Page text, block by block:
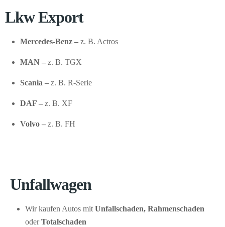
Lkw Export
Mercedes-Benz – z. B. Actros
MAN – z. B. TGX
Scania – z. B. R-Serie
DAF – z. B. XF
Volvo – z. B. FH
Unfallwagen
Wir kaufen Autos mit Unfallschaden, Rahmenschaden
oderTotalschaden